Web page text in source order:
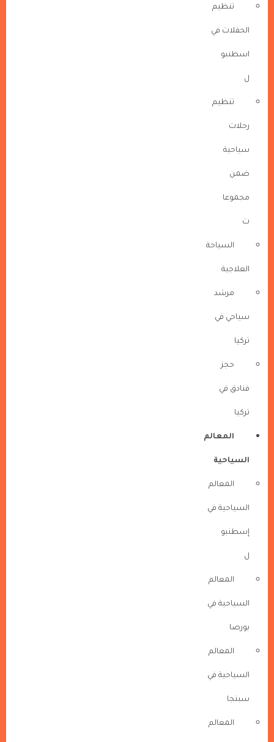
تنظيم
الحفلات في
اسطنبو
ل
تنظيم
رحلات
سياحية
ضمن
مجموعا
ت
السياحة
العلاجية
مرشد
سياحي في
تركيا
حجز
فنادق في
تركيا
المعالم
السياحية
المعالم
السياحية في
إسطنبو
ل
المعالم
السياحية في
بورصا
المعالم
السياحية في
سبنجا
المعالم